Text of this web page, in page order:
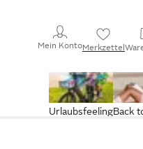
Mein KontoMerkzettel
Back
Urlaubsfeeling